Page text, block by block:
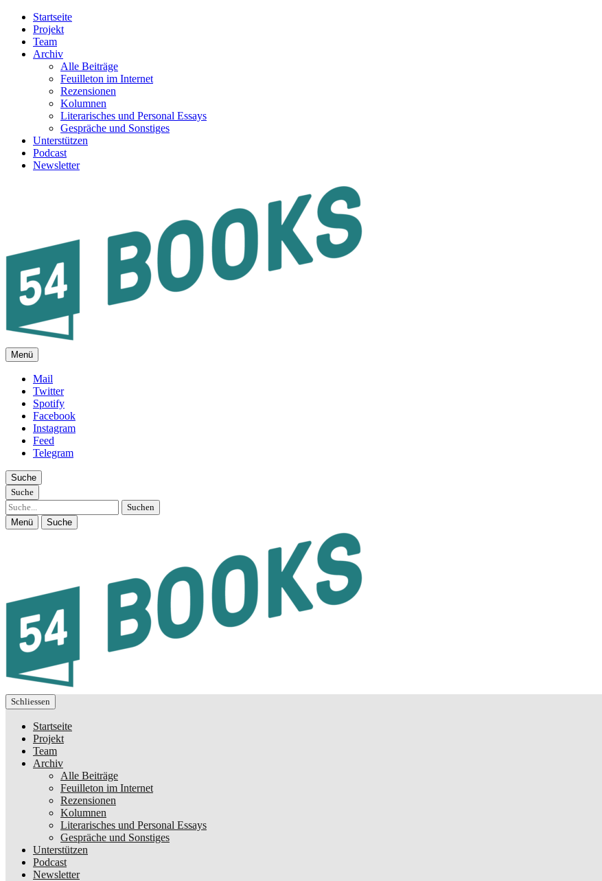
Startseite
Projekt
Team
Archiv
Alle Beiträge
Feuilleton im Internet
Rezensionen
Kolumnen
Literarisches und Personal Essays
Gespräche und Sonstiges
Unterstützen
Podcast
Newsletter
FEUILLETON IM INTERNET
Menü
Mail
Twitter
Spotify
Facebook
Instagram
Feed
Telegram
Suche
Suche
Suche
Menü Suche
Schliessen
Startseite
Projekt
Team
Archiv
Alle Beiträge
Feuilleton im Internet
Rezensionen
Kolumnen
Literarisches und Personal Essays
Gespräche und Sonstiges
Unterstützen
Podcast
Newsletter